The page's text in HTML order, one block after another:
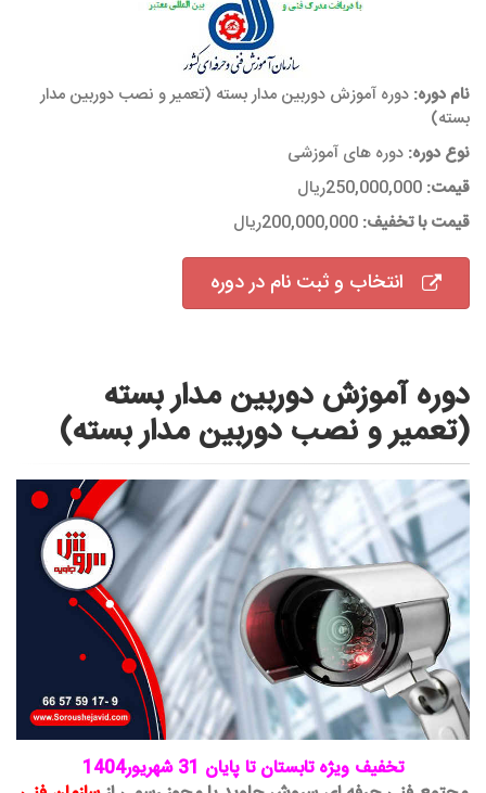
نام دوره: دوره آموزش دوربین مدار بسته (تعمیر و نصب دوربین مدار
بسته)
نوع دوره: دوره های آموزشی
قیمت: 250,000,000ریال
قیمت با تخفیف: 200,000,000ریال
انتخاب و ثبت نام در دوره
دوره آموزش دوربین مدار بسته
(تعمیر و نصب دوربین مدار بسته)
تخفیف ویژه تابستان تا پایان 31 شهریور1404